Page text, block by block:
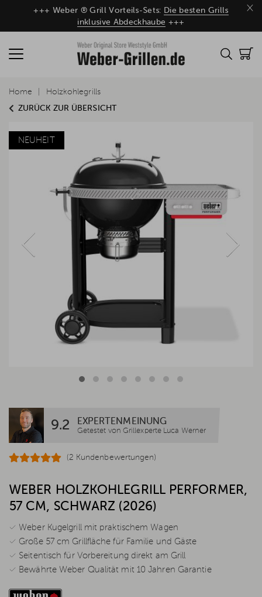
×
+++ Weber ® Grill Vorteils-Sets: Die besten Grills
inklusive Abdeckhaube +++
ZURÜCK ZUR ÜBERSICHT
Home Holzkohlegrills
NEUHEIT
9.2 EXPERTENMEINUNG
Getestet von Grillexperte Luca Werner
(2 Kundenbewertungen)
WEBER HOLZKOHLEGRILL PERFORMER,
57 CM, SCHWARZ (2026)
✓ Weber Kugelgrill mit praktischem Wagen
✓ Große 57 cm Grillfläche für Familie und Gäste
✓ Seitentisch für Vorbereitung direkt am Grill
✓ Bewährte Weber Qualität mit 10 Jahren Garantie